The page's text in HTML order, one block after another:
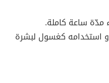
مدّة ساعة كاملة.
استخدامه كغسول لبشرة